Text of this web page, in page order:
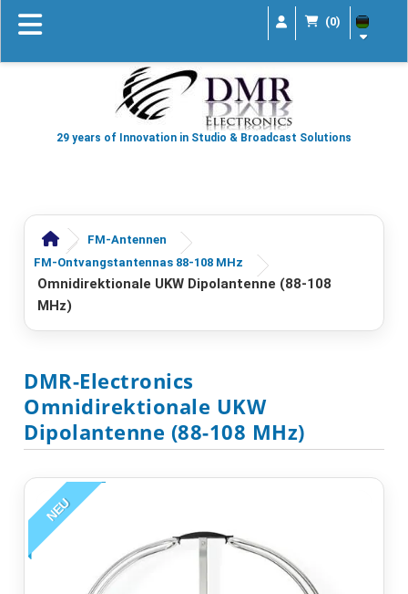
(0)
29 years of Innovation in Studio & Broadcast Solutions
FM-Antennen
FM-Ontvangstantennas 88-108 MHz
Omnidirektionale UKW Dipolantenne (88-108
MHz)
DMR-Electronics
Omnidirektionale UKW
Dipolantenne (88-108 MHz)
NEU